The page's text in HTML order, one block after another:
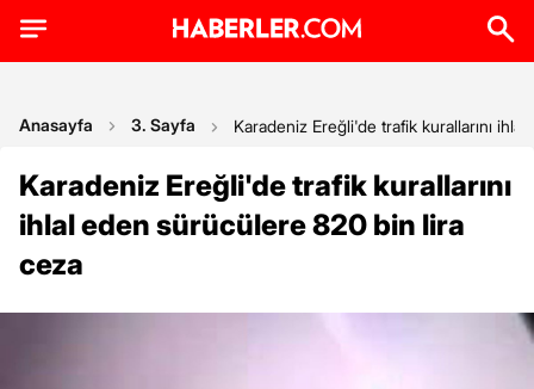
Anasayfa 3. Sayfa Karadeniz Ereğli'de trafik kurallarını
Karadeniz Ereğli'de trafik kurallarını
ihlal eden sürücülere 820 bin lira
ceza